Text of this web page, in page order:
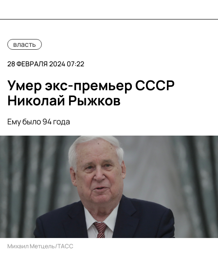
власть
28 ФЕВРАЛЯ 2024 07:22
Умер экс-премьер СССР
Николай Рыжков
Ему было 94 года
Михаил Метцель/ТАСС